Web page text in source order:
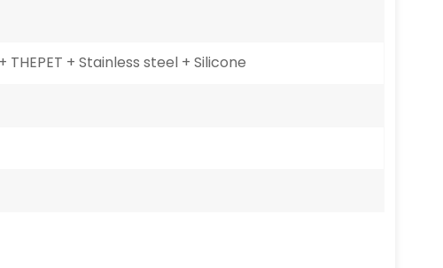
THEPET + Stainless steel + Silicone